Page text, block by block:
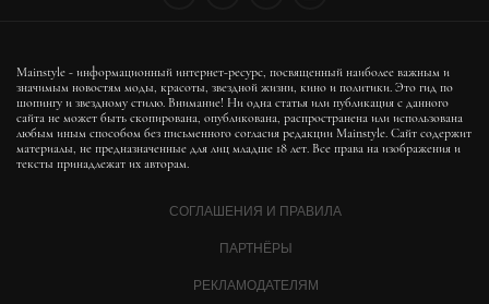
Mainstyle - информационный интернет-ресурс, посвященный наиболее важным и
значимым новостям моды, красоты, звездной жизни, кино и политики. Это гид по
шопингу и звездному стилю. Внимание! Ни одна статья или публикация с данного
сайта не может быть скопирована, опубликована, распространена или использована
любым иным способом без письменного согласия редакции Mainstyle. Сайт содержит
материалы, не предназначенные для лиц младше 18 лет. Все права на изображения и
тексты принадлежат их авторам.
СОГЛАШЕНИЯ И ПРАВИЛА
ПАРТНЁРЫ
РЕКЛАМОДАТЕЛЯМ